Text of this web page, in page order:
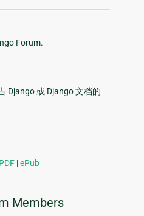
Forum.
Django 或 Django 文档的
PDF |ePub
Members